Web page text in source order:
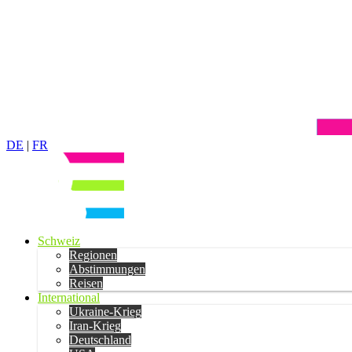
DE | FR
Schweiz
Regionen
Abstimmungen
Reisen
International
Ukraine-Krieg
Iran-Krieg
Deutschland